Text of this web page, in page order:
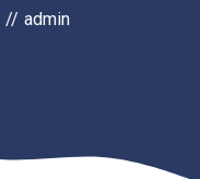
// admin